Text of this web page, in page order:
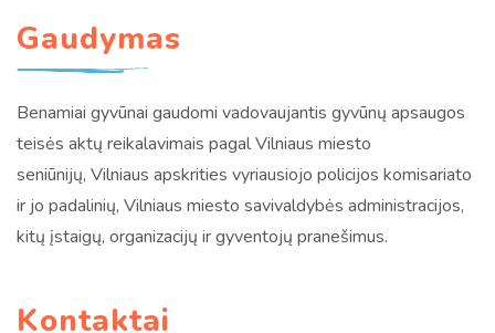
Gaudymas
Benamiai gyvūnai gaudomi vadovaujantis gyvūnų apsaugos
teisės aktų reikalavimais pagal Vilniaus miesto
seniūnijų, Vilniaus apskrities vyriausiojo policijos komisariato
ir jo padalinių, Vilniaus miesto savivaldybės administracijos,
kitų įstaigų, organizacijų ir gyventojų pranešimus.
Kontaktai